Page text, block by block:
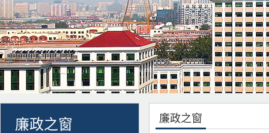
廉政之窗 廉政之窗